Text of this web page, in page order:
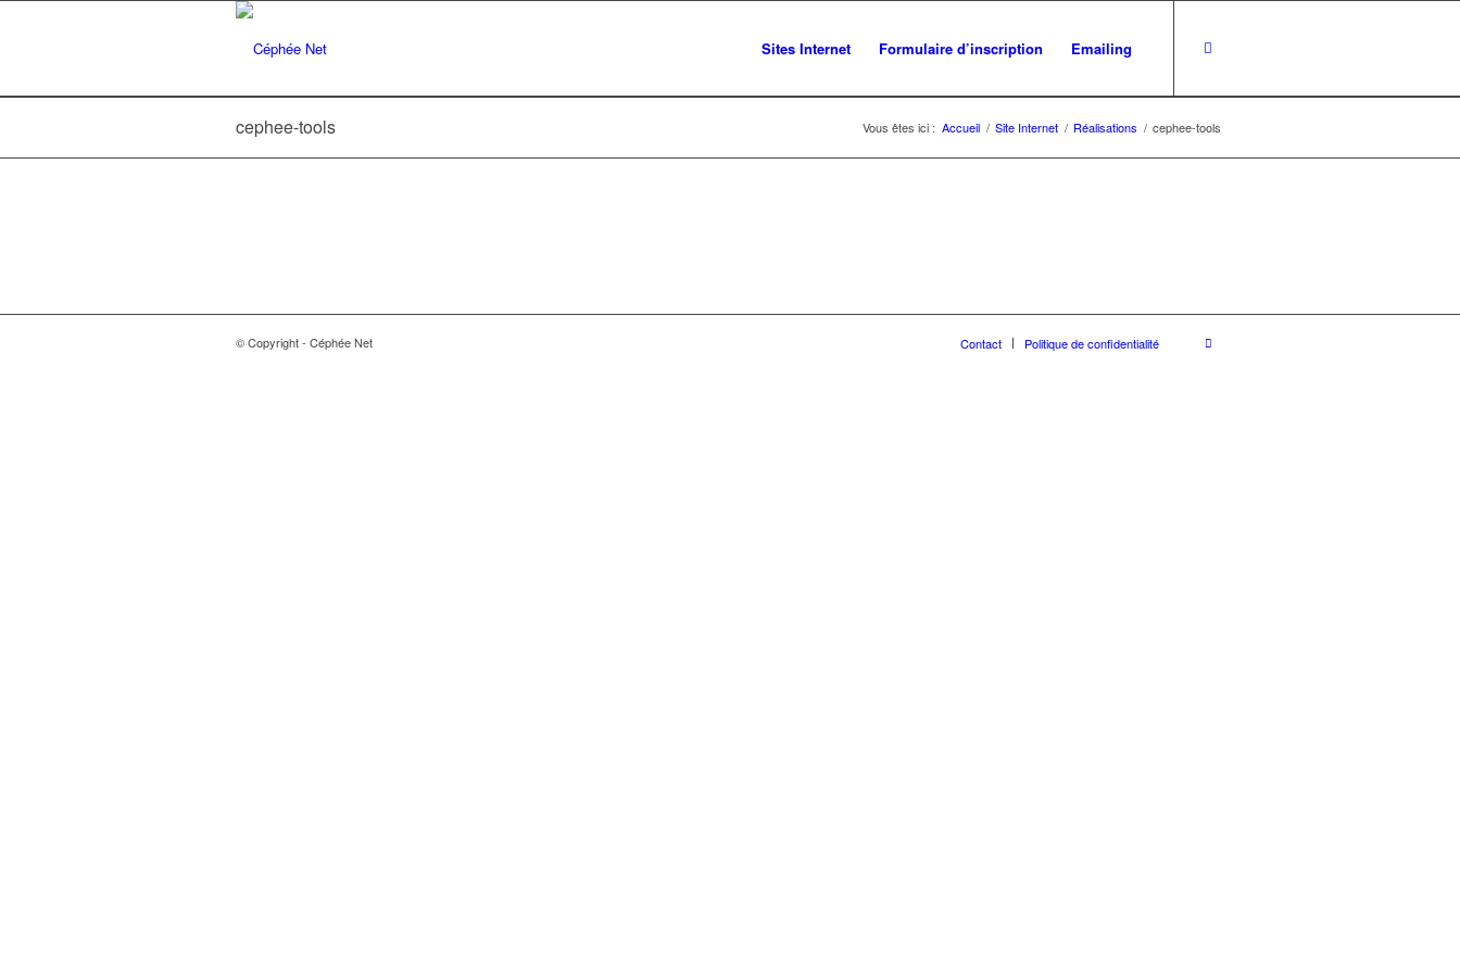
Sites Internet Formulaire d’inscription Emailing
cephee-tools Vous êtes ici : Accueil / Site Internet / Réalisations / cephee-tools
© Copyright - Céphée Net Contact Politique de confidentialité